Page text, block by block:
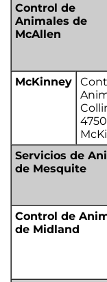
Control de
Animales de
McAllen
McKinney
Servicios de
de Mesquite
Control de
de Midland